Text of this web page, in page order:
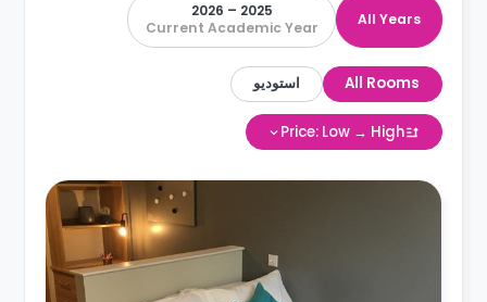
All Years
2025 – 2026
Current Academic Year
All Rooms استوديو
Price: Low → High